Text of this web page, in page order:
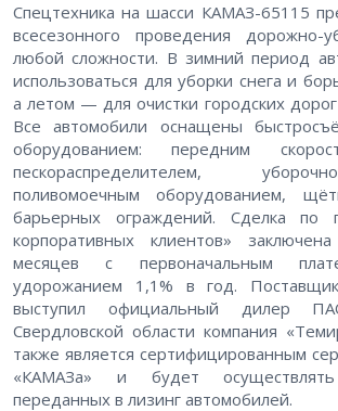
Спецтехника на шасси КАМАЗ-65115
всесезонного проведения дорожно-
любой сложности. В зимний период
использоваться для уборки снега и
а летом — для очистки городских
Все автомобили оснащены
оборудованием: передним
пескораспределителем,
поливомоечным оборудованием,
барьерных ограждений. Сделка по
корпоративных клиентов»
месяцев с первоначальным
удорожанием 1,1% в год.
выступил официальный дилер
Свердловской области компания
также является сертифицированным
«КАМАЗа» и будет осуществлять
переданных в лизинг автомобилей.